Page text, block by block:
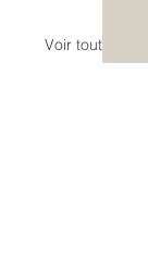
Voir tout